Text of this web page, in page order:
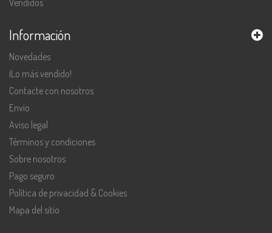
Vendidos
Información
Novedades
¡Lo más vendido!
Contacte con nosotros
Envío
Aviso legal
Términos y condiciones
Sobre nosotros
Pago seguro
Política de privacidad & Cookies
Mapa del sitio